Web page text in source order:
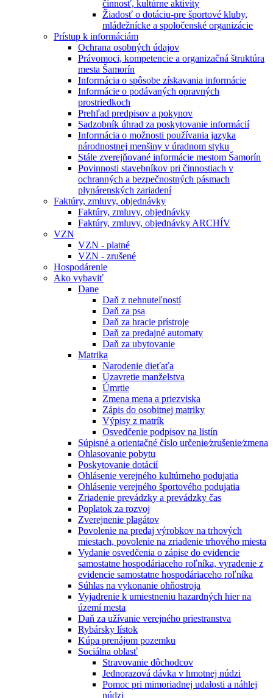
činnosť, kultúrne aktivity
Žiadosť o dotáciu-pre športové kluby,
mládežnícke a spoločenské organizácie
Prístup k informáciám
Ochrana osobných údajov
Právomoci, kompetencie a organizačná štruktúra
mesta Šamorín
Informácia o spôsobe získavania informácie
Informácie o podávaných opravných
prostriedkoch
Prehľad predpisov a pokynov
Sadzobník úhrad za poskytovanie informácií
Informácia o možnosti používania jazyka
národnostnej menšiny v úradnom styku
Stále zverejňované informácie mestom Šamorín
Povinnosti stavebníkov pri činnostiach v
ochranných a bezpečnostných pásmach
plynárenských zariadení
Faktúry, zmluvy, objednávky
Faktúry, zmluvy, objednávky
Faktúry, zmluvy, objednávky ARCHÍV
VZN
VZN - platné
VZN - zrušené
Hospodárenie
Ako vybaviť
Dane
Daň z nehnuteľností
Daň za psa
Daň za hracie prístroje
Daň za predajné automaty
Daň za ubytovanie
Matrika
Narodenie dieťaťa
Uzavretie manželstva
Úmrtie
Zmena mena a priezviska
Zápis do osobitnej matriky
Výpisy z matrík
Osvedčenie podpisov na listín
Súpisné a orientačné číslo určenie⁄zrušenie⁄zmena
Ohlasovanie pobytu
Poskytovanie dotácií
Ohlásenie verejného kultúrneho podujatia
Ohlásenie verejného športového podujatia
Zriadenie prevádzky a prevádzky čas
Poplatok za rozvoj
Zverejnenie plagátov
Povolenie na predaj výrobkov na trhových
miestach, povolenie na zriadenie trhového miesta
Vydanie osvedčenia o zápise do evidencie
samostatne hospodáriaceho roľníka, vyradenie z
evidencie samostatne hospodáriaceho roľníka
Súhlas na vykonanie ohňostroja
Vyjadrenie k umiestneniu hazardných hier na
území mesta
Daň za užívanie verejného priestranstva
Rybársky lístok
Kúpa prenájom pozemku
Sociálna oblasť
Stravovanie dôchodcov
Jednorazová dávka v hmotnej núdzi
Pomoc pri mimoriadnej udalosti a náhlej
núdzi